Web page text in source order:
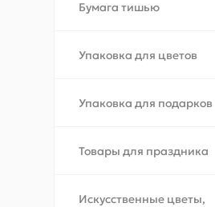
Бумага тишью
Упаковка для цветов
Упаковка для подарков
Товары для праздника
Искусственные цветы,